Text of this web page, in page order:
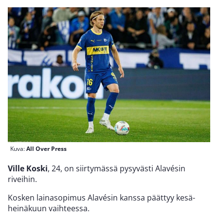
Kuva:All Over Press
Ville Koski, 24, on siirtymässä pysyvästi Alavésin
riveihin.
Kosken lainasopimus Alavésin kanssa päättyy kesä-
heinäkuun vaihteessa.